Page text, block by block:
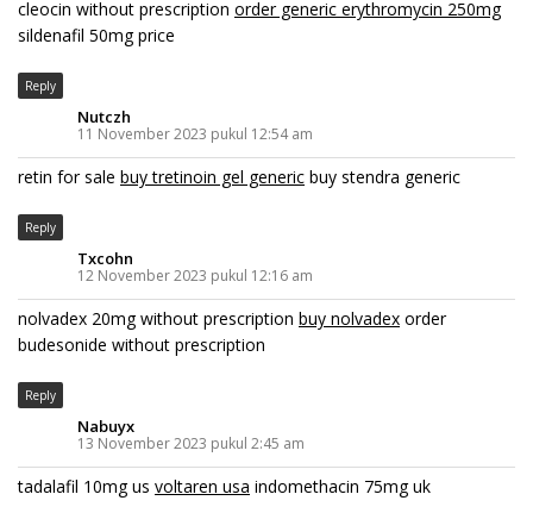
cleocin without prescription order generic erythromycin 250mg
sildenafil 50mg price
Reply
Nutczh
11 November 2023 pukul 12:54 am
retin for sale buy tretinoin gel generic buy stendra generic
Reply
Txcohn
12 November 2023 pukul 12:16 am
nolvadex 20mg without prescription buy nolvadex order
budesonide without prescription
Reply
Nabuyx
13 November 2023 pukul 2:45 am
tadalafil 10mg us voltaren usa indomethacin 75mg uk